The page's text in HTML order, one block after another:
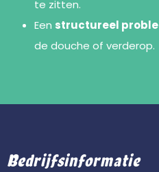
te zitten.
Een structureel
de douche of verderop.
Bedrijfsinformatie